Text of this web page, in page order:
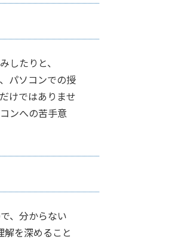
したりと、
パソコンでの授
けではありませ
ンへの苦手意
、分からない
を深めること